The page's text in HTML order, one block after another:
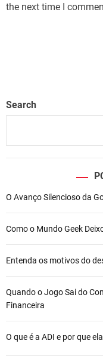
the next time I
Search
O Avanço Silencioso da
Como o Mundo Geek
Entenda os motivos do
Quando o Jogo Sai do
Financeira
O que é a ADI e por que